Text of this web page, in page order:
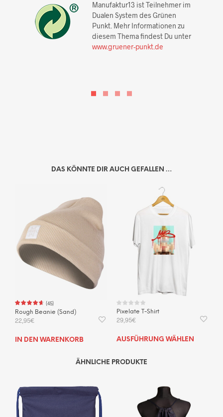
Manufaktur13 ist Teilnehmer im
Dualen System des Grünen
Punkt. Mehr Informationen zu
diesem Thema findest Du unter
www.gruener-punkt.de
DAS KÖNNTE DIR AUCH GEFALLEN …
(45)
Rough Beanie (Sand)
22,95€
IN DEN WARENKORB
Pixelate T-Shirt
29,95€
AUSFÜHRUNG WÄHLEN
ÄHNLICHE PRODUKTE